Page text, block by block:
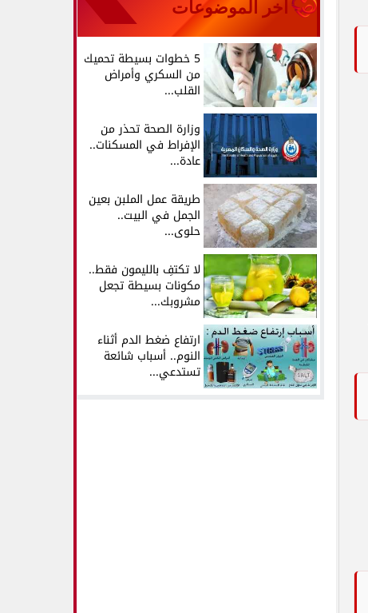
آخر الموضوعات
5 خطوات بسيطة تحميك
من السكري وأمراض
القلب...
وزارة الصحة تحذر من
الإفراط في المسكنات..
عادة...
طريقة عمل الملبن بعين
الجمل في البيت..
حلوى...
لا تكتفِ بالليمون فقط..
مكونات بسيطة تجعل
مشروبك...
ارتفاع ضغط الدم أثناء
النوم.. أسباب شائعة
تستدعي...